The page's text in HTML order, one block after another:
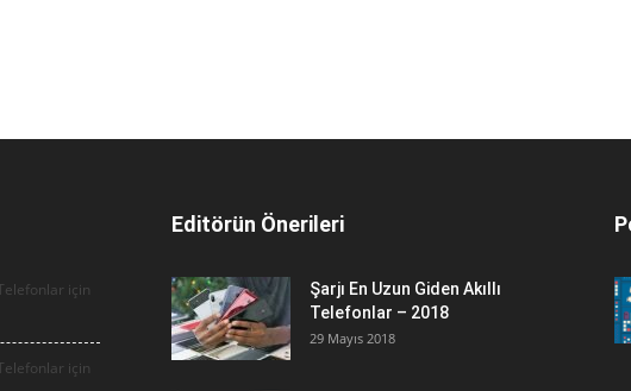
için
için
Editörün Önerileri
Şarjı En Uzun Giden Akıllı
Telefonlar – 2018
29 Mayıs 2018